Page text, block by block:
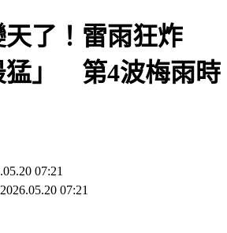
了！雷雨狂炸
猛」 第4波梅雨時
07:21
07:21